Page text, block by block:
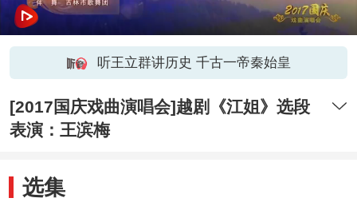
听王立群讲历史 千古一帝秦始皇
[2017国庆戏曲演唱会]越剧《江姐》选段
表演：王滨梅
选集